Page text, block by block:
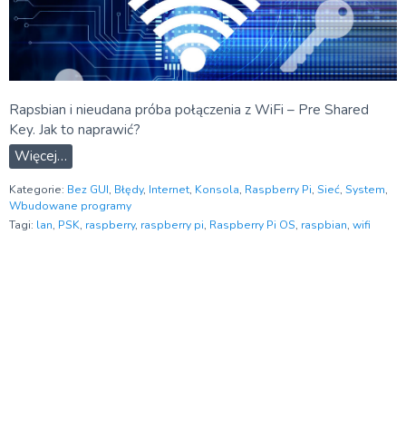
Rapsbian i nieudana próba połączenia z WiFi – Pre Shared
Key. Jak to naprawić?
Więcej…
Kategorie: Bez GUI, Błędy, Internet, Konsola, Raspberry Pi, Sieć, System,
Wbudowane programy
Tagi: lan, PSK, raspberry, raspberry pi, Raspberry Pi OS, raspbian, wifi